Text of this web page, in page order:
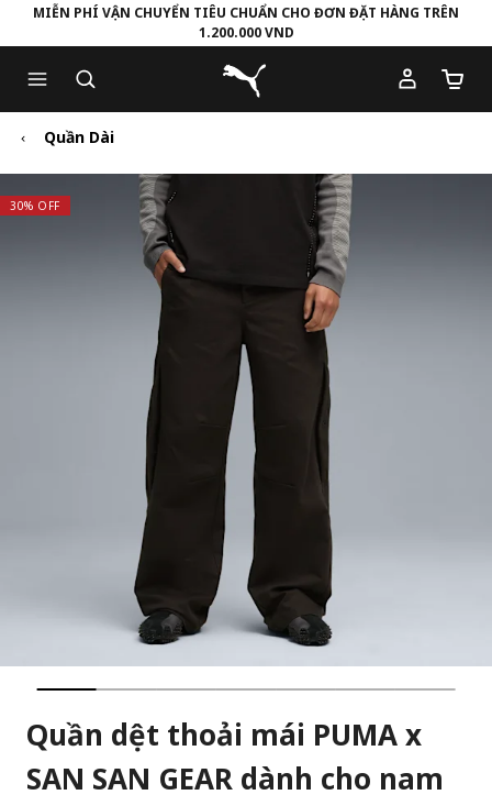
to
Main
content
to
Footer
Content
MIỄN PHÍ VẬN CHUYỂN TIÊU CHUẨN CHO ĐƠN ĐẶT HÀNG TRÊN
1.200.000 VND
Puma Trang chủ
Số
Quần Dài
30% OFF
Quần dệt thoải mái PUMA x
SAN SAN GEAR dành cho nam